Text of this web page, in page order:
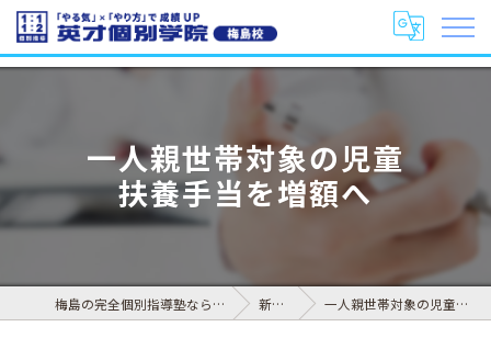
一人親世帯対象の児童
扶養手当を増額へ
梅島の完全個別指導塾なら英才個別学院 梅島校 新着情報 一人親世帯対象の児童扶養手当を増額へ